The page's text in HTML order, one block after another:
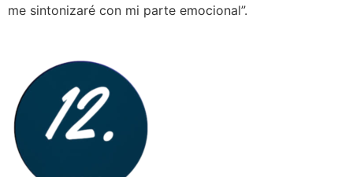
me sintonizaré con mi parte emocional”.